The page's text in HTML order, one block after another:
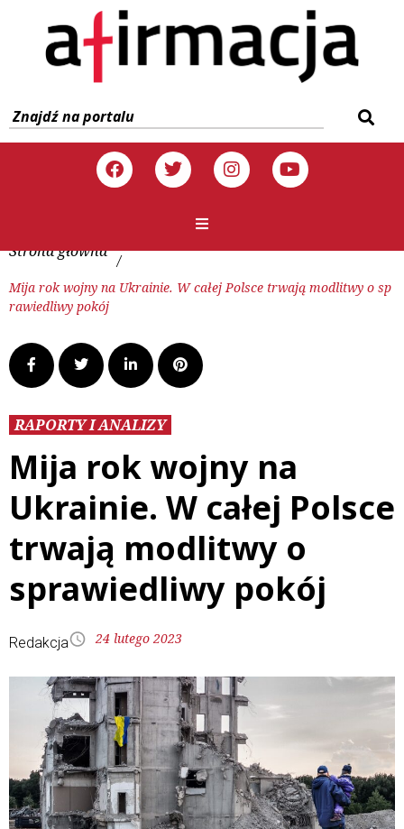
Strona główna /
Mija rok wojny na Ukrainie. W całej Polsce trwają modlitwy o sp
rawiedliwy pokój
RAPORTY I ANALIZY
Mija rok wojny na
Ukrainie. W całej Polsce
trwają modlitwy o
sprawiedliwy pokój
Redakcja 24 lutego 2023